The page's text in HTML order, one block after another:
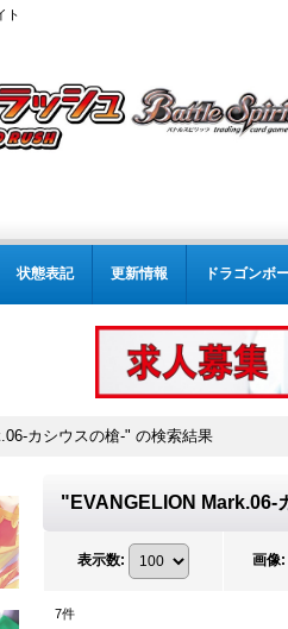
ト
状態表記 更新情報 ドラゴンボ
カシウスの槍-" の検索結果
"EVANGELION Mark.06-
表示数: 画像:
7件